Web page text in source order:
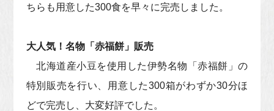
ちらも用意した300食を早々に完売しました。
大人気！名物「赤福餅」販売
北海道産小豆を使用した伊勢名物「赤福餅」の
特別販売を行い、用意した300箱がわずか30分ほ
どで完売し、大変好評でした。